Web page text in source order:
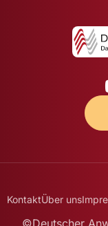
KontaktÜber uns
©Deutscher